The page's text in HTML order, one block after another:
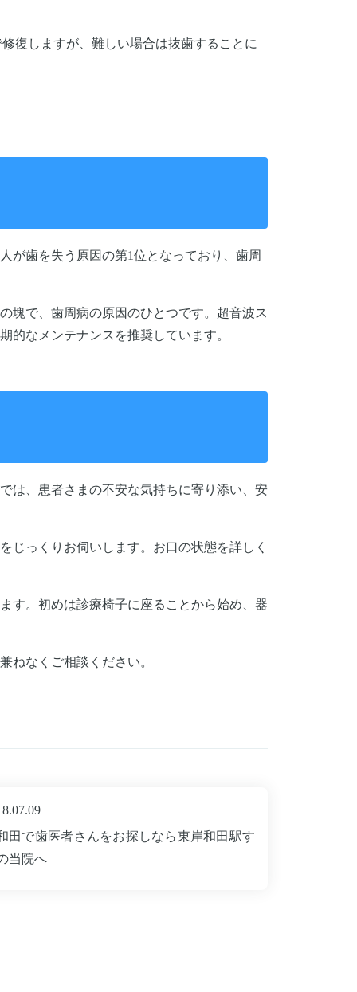
復しますが、難しい場合は抜歯することに
が歯を失う原因の第1位となっており、歯周
塊で、歯周病の原因のひとつです。超音波ス
的なメンテナンスを推奨しています。
は、患者さまの不安な気持ちに寄り添い、安
じっくりお伺いします。お口の状態を詳しく
す。初めは診療椅子に座ることから始め、器
ねなくご相談ください。
田で歯医者さんをお探しなら東岸和田駅す
当院へ